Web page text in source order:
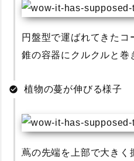
円盤型で運ばれてきたコ
錐の容器にクルクルと巻
植物の蔓が伸びる様子
蔦の先端を上部で大きく